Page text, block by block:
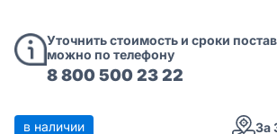
Уточнить стоимость и сроки
можно по телефону
8 800 500 23 22
в наличии За